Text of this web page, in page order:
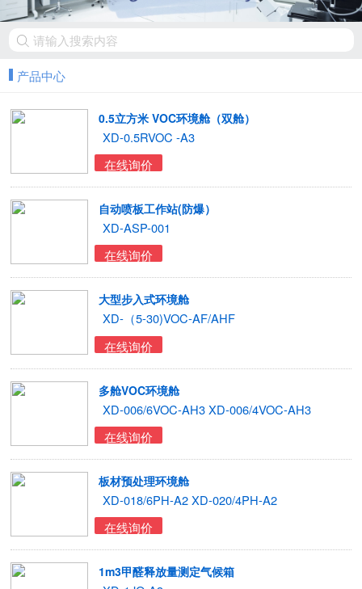
产品中心
0.5立方米 VOC环境舱（双舱）
XD-0.5RVOC -A3
在线询价
自动喷板工作站(防爆）
XD-ASP-001
在线询价
大型步入式环境舱
XD-（5-30)VOC-AF/AHF
在线询价
多舱VOC环境舱
XD-006/6VOC-AH3 XD-006/4VOC-AH3
在线询价
板材预处理环境舱
XD-018/6PH-A2 XD-020/4PH-A2
在线询价
1m3甲醛释放量测定气候箱